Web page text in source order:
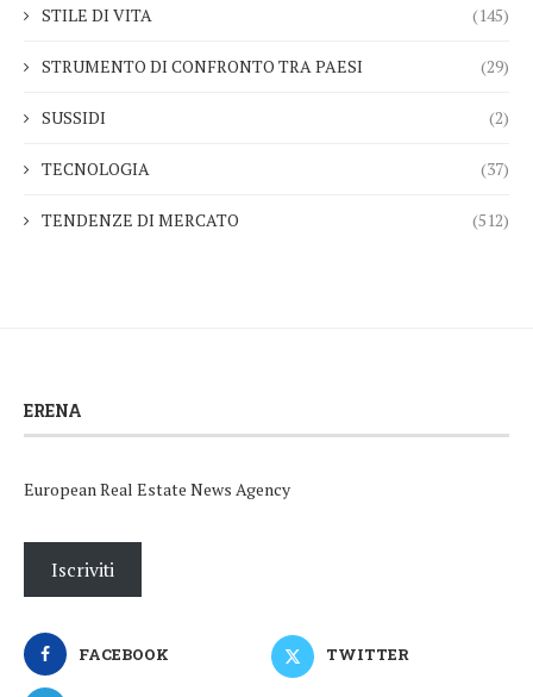
STILE DI VITA (145)
STRUMENTO DI CONFRONTO TRA PAESI (29)
SUSSIDI (2)
TECNOLOGIA (37)
TENDENZE DI MERCATO (512)
ERENA
European Real Estate News Agency
Iscriviti
FACEBOOK TWITTER